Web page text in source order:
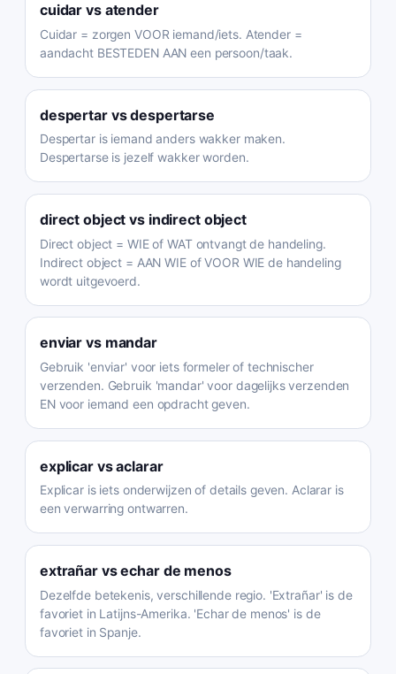
cuidar vs atender
Cuidar = zorgen VOOR iemand/iets. Atender =
aandacht BESTEDEN AAN een persoon/taak.
despertarvsdespertarse
Despertar is iemand anders wakker maken.
Despertarse is jezelf wakker worden.
direct object vs indirect object
Direct object = WIE of WAT ontvangt de handeling.
Indirect object = AAN WIE of VOOR WIE de handeling
wordt uitgevoerd.
enviar vs mandar
Gebruik 'enviar' voor iets formeler of technischer
verzenden. Gebruik 'mandar' voor dagelijks verzenden
EN voor iemand een opdracht geven.
explicarvsaclarar
Explicar is iets onderwijzen of details geven. Aclarar is
een verwarring ontwarren.
extrañarvsechar de menos
Dezelfde betekenis, verschillende regio. 'Extrañar' is de
favoriet in Latijns-Amerika. 'Echar de menos' is de
favoriet in Spanje.